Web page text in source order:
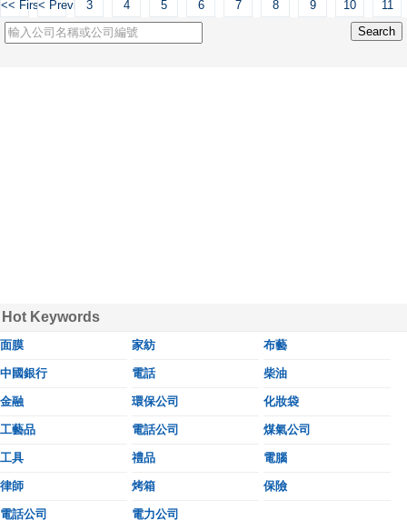
<< First< Previous
3 4 5 6 7 8 9 10 11
Hot Keywords
面膜 家紡 布藝
中國銀行 電話 柴油
金融 環保公司 化妝袋
工藝品 電話公司 煤氣公司
工具 禮品 電腦
律師 烤箱 保險
電話公司 電力公司